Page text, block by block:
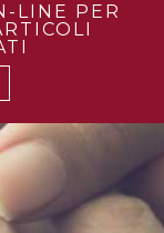
LINE PER